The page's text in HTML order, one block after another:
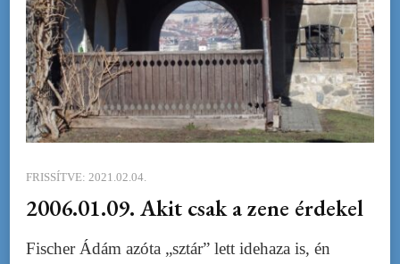
FRISSÍTVE: 2021.02.04.
2006.01.09. Akit csak a zene érdekel
Fischer Ádám azóta „sztár” lett idehaza is, én